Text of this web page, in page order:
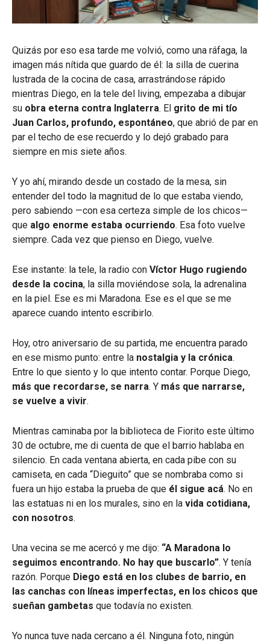
Quizás por eso esa tarde me volvió, como una ráfaga, la
imagen más nítida que guardo de él: la silla de cuerina
lustrada de la cocina de casa, arrastrándose rápido
mientras Diego, en la tele del living, empezaba a dibujar
su obra eterna contra Inglaterra. El grito de mi tío
Juan Carlos, profundo, espontáneo, que abrió de par en
par el techo de ese recuerdo y lo dejó grabado para
siempre en mis siete años.
Y yo ahí, mirando desde un costado de la mesa, sin
entender del todo la magnitud de lo que estaba viendo,
pero sabiendo —con esa certeza simple de los chicos—
que algo enorme estaba ocurriendo. Esa foto vuelve
siempre. Cada vez que pienso en Diego, vuelve.
Ese instante: la tele, la radio con Víctor Hugo rugiendo
desde la cocina, la silla moviéndose sola, la adrenalina
en la piel. Ese es mi Maradona. Ese es el que se me
aparece cuando intento escribirlo.
Hoy, otro aniversario de su partida, me encuentra parado
en ese mismo punto: entre la nostalgia y la crónica.
Entre lo que siento y lo que intento contar. Porque Diego,
más que recordarse, se narra. Y más que narrarse,
se vuelve a vivir.
Mientras caminaba por la biblioteca de Fiorito este último
30 de octubre, me di cuenta de que el barrio hablaba en
silencio. En cada ventana abierta, en cada pibe con su
camiseta, en cada “Dieguito” que se nombraba como si
fuera un hijo estaba la prueba de que él sigue acá. No en
las estatuas ni en los murales, sino en la vida cotidiana,
con nosotros.
Una vecina se me acercó y me dijo: “A Maradona lo
seguimos encontrando. No hay que buscarlo”. Y tenía
razón. Porque Diego está en los clubes de barrio, en
las canchas con líneas imperfectas, en los chicos que
sueñan gambetas que todavía no existen.
Yo nunca tuve nada cercano a él. Ninguna foto, ningún